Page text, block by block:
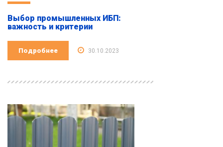
Выбор промышленных ИБП:
важность и критерии
Подробнее 30.10.2023